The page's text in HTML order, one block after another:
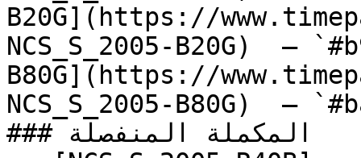
B20G](https://
NCS_S_2005-B20G)  —
B80G](https://
NCS_S_2005-B80G)  —
### المكملة المنفصلة